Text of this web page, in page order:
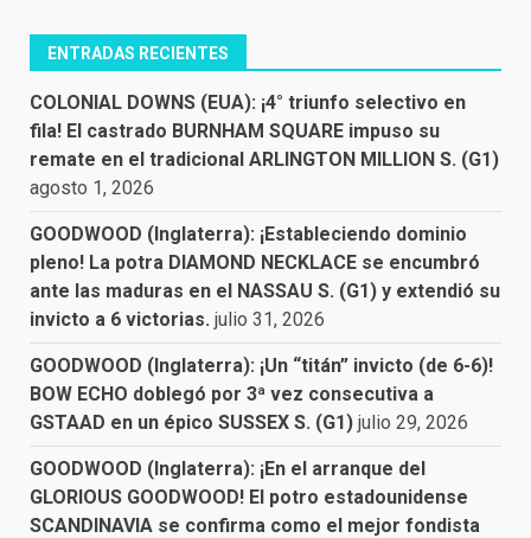
ENTRADAS RECIENTES
COLONIAL DOWNS (EUA): ¡4° triunfo selectivo en
fila! El castrado BURNHAM SQUARE impuso su
remate en el tradicional ARLINGTON MILLION S. (G1)
agosto 1, 2026
GOODWOOD (Inglaterra): ¡Estableciendo dominio
pleno! La potra DIAMOND NECKLACE se encumbró
ante las maduras en el NASSAU S. (G1) y extendió su
invicto a 6 victorias. julio 31, 2026
GOODWOOD (Inglaterra): ¡Un “titán” invicto (de 6-6)!
BOW ECHO doblegó por 3ª vez consecutiva a
GSTAAD en un épico SUSSEX S. (G1) julio 29, 2026
GOODWOOD (Inglaterra): ¡En el arranque del
GLORIOUS GOODWOOD! El potro estadounidense
SCANDINAVIA se confirma como el mejor fondista